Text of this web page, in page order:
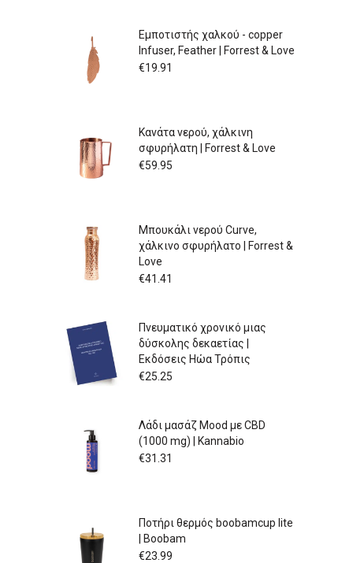
Εμποτιστής χαλκού - copper
Infuser, Feather | Forrest & Love
€19.91
Κανάτα νερού, χάλκινη
σφυρήλατη | Forrest & Love
€59.95
Μπουκάλι νερού Curve,
χάλκινο σφυρήλατο | Forrest &
Love
€41.41
Πνευματικό χρονικό μιας
δύσκολης δεκαετίας |
Εκδόσεις Ηώα Τρόπις
€25.25
Λάδι μασάζ Mood με CBD
(1000 mg) | Kannabio
€31.31
Ποτήρι θερμός boobamcup lite
| Boobam
€23.99